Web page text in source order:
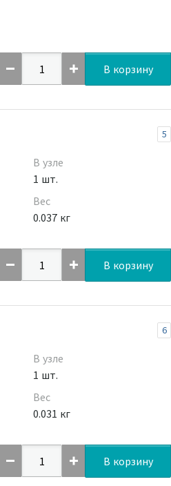
В корзину
5
В узле
1 шт.
Вес
0.037 кг
В корзину
6
В узле
1 шт.
Вес
0.031 кг
В корзину